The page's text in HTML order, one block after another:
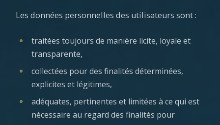
Les données personnelles des utilisateurs sont :
traitées toujours de manière licite, loyale et
transparente,
collectées pour des finalités déterminées,
explicites et légitimes,
adéquates, pertinentes et limitées à ce qui est
nécessaire au regard des finalités pour